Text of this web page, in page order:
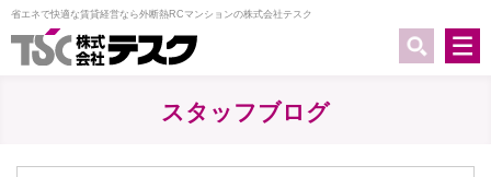
省エネで快適な賃貸経営なら外断熱RCマンションの株式会社テスク
スタッフブログ